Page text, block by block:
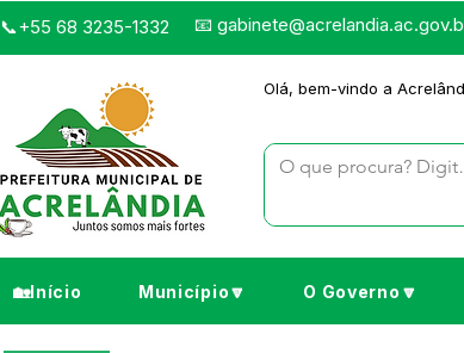
📞+55 68 3235-1332 📧
Olá, bem-vindo a
🏡Início Município🔽 O Governo🔽